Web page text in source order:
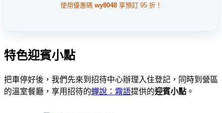
使用優惠碼 wy8048享預訂 95 折！
特色迎賓小點
把車停好後，我們先來到招待中心辦理入住登記，同時到營區
的溫室餐廳，享用招待的蟬說：霧語提供的迎賓小點 。